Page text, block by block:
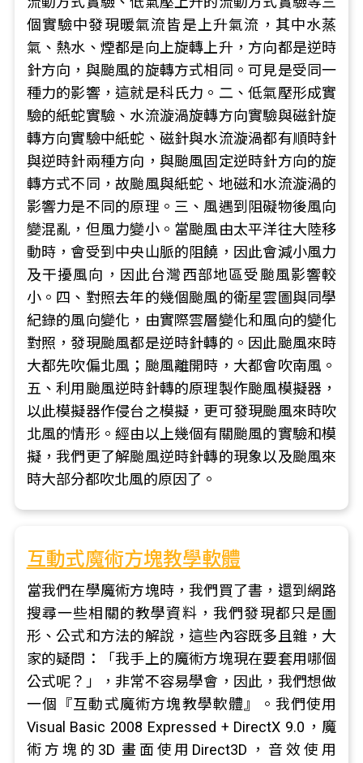
個實驗中發現暖氣流皆是上升氣流，其中水蒸
氣、熱水、煙都是向上旋轉上升，方向都是逆時
針方向，與颱風的旋轉方式相同。可見是受同一
種力的影響，這就是科氏力。二、低氣壓形成實
驗的紙蛇實驗、水流漩渦旋轉方向實驗與磁針旋
轉方向實驗中紙蛇、磁針與水流漩渦都有順時針
與逆時針兩種方向，與颱風固定逆時針方向的旋
轉方式不同，故颱風與紙蛇、地磁和水流漩渦的
影響力是不同的原理。三、風遇到阻礙物後風向
變混亂，但風力變小。當颱風由太平洋往大陸移
動時，會受到中央山脈的阻饒，因此會減小風力
及干擾風向，因此台灣西部地區受颱風影響較
小。四、對照去年的幾個颱風的衛星雲圖與同學
紀錄的風向變化，由實際雲層變化和風向的變化
對照，發現颱風都是逆時針轉的。因此颱風來時
大都先吹偏北風；颱風離開時，大都會吹南風。
五、利用颱風逆時針轉的原理製作颱風模擬器，
以此模擬器作侵台之模擬，更可發現颱風來時吹
北風的情形。經由以上幾個有關颱風的實驗和模
擬，我們更了解颱風逆時針轉的現象以及颱風來
時大部分都吹北風的原因了。
互動式魔術方塊教學軟體
當我們在學魔術方塊時，我們買了書，還到網路
搜尋一些相關的教學資料，我們發現都只是圖
形、公式和方法的解說，這些內容既多且雜，大
家的疑問：「我手上的魔術方塊現在要套用哪個
公式呢？」，非常不容易學會，因此，我們想做
一個『互動式魔術方塊教學軟體』。我們使用
Visual Basic 2008 Expressed + DirectX 9.0，魔
術方塊的3D 畫面使用Direct3D，音效使用